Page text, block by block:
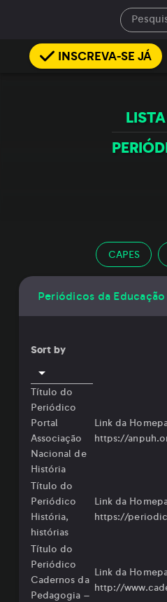
INSCREVA-SE JÁ
CAPES
Periódicos da Educação
Sort by
Título do
Periódico
Portal
Associação
Nacional de
História
Link da
https://
Título do
Periódico
História,
histórias
Link da
https://
Título do
Periódico
Cadernos da
Pedagogia –
Link da
http://